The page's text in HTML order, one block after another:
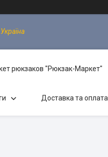
рюкзаков "Рюкзак-Маркет"
Доставка та оплата